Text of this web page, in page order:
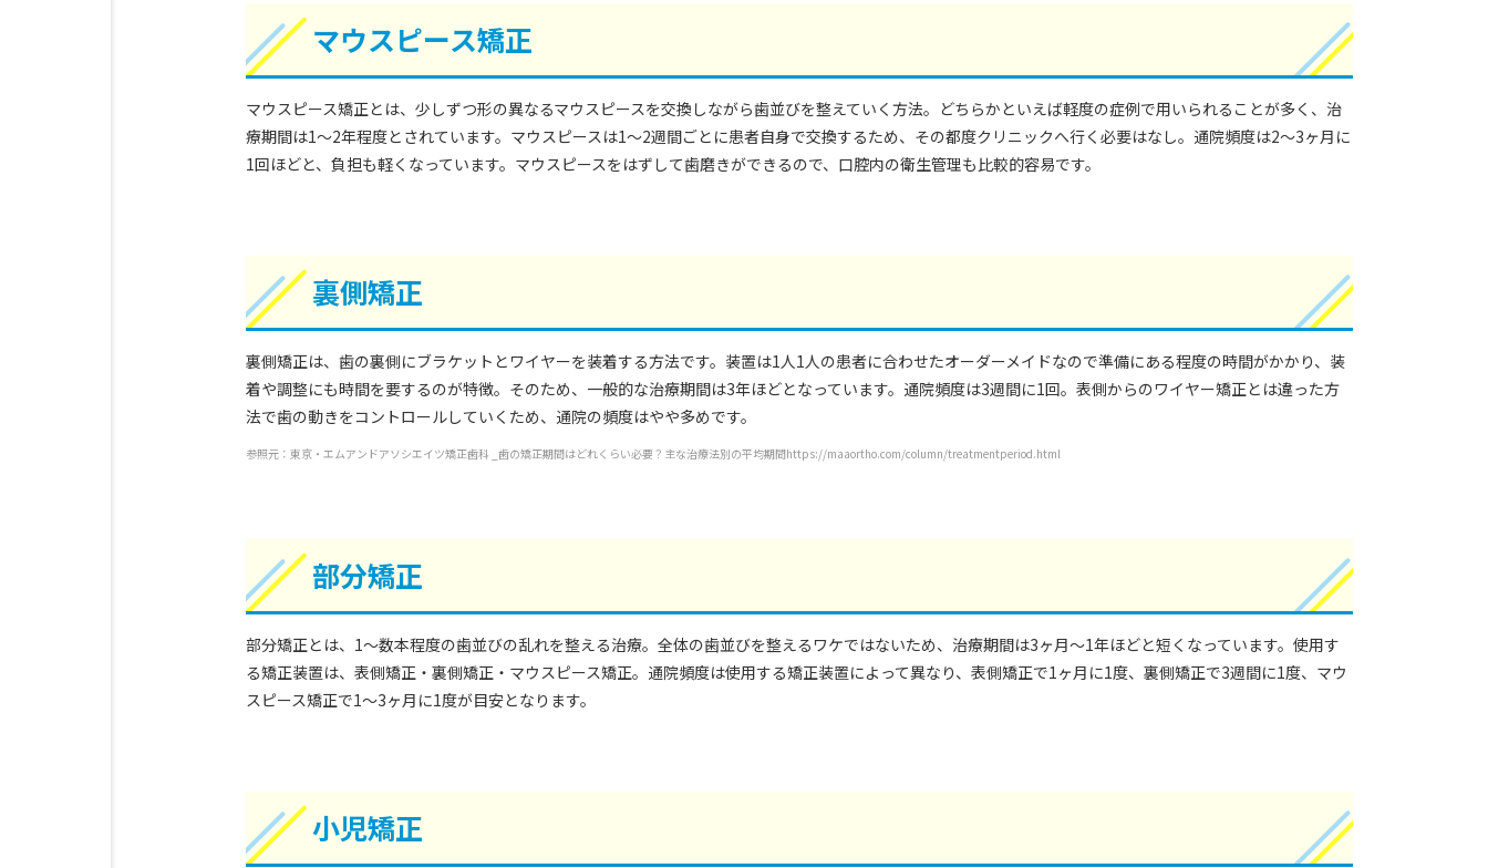
マウスピース矯正
マウスピース矯正とは、少しずつ形の異なるマウスピースを交換しながら歯並びを整えていく方法。どちらかといえば軽度の症例で用いられることが多く、治
療期間は1～2年程度とされています。マウスピースは1～2週間ごとに患者自身で交換するため、その都度クリニックへ行く必要はなし。通院頻度は2～3ヶ月に
1回ほどと、負担も軽くなっています。マウスピースをはずして歯磨きができるので、口腔内の衛生管理も比較的容易です。
裏側矯正
裏側矯正は、歯の裏側にブラケットとワイヤーを装着する方法です。装置は1人1人の患者に合わせたオーダーメイドなので準備にある程度の時間がかかり、装
着や調整にも時間を要するのが特徴。そのため、一般的な治療期間は3年ほどとなっています。通院頻度は3週間に1回。表側からのワイヤー矯正とは違った方
法で歯の動きをコントロールしていくため、通院の頻度はやや多めです。
参照元：東京・エムアンドアソシエイツ矯正歯科 _歯の矯正期間はどれくらい必要？主な治療法別の平均期間https://maaortho.com/column/treatmentperiod.html
部分矯正
部分矯正とは、1～数本程度の歯並びの乱れを整える治療。全体の歯並びを整えるワケではないため、治療期間は3ヶ月～1年ほどと短くなっています。使用す
る矯正装置は、表側矯正・裏側矯正・マウスピース矯正。通院頻度は使用する矯正装置によって異なり、表側矯正で1ヶ月に1度、裏側矯正で3週間に1度、マウ
スピース矯正で1～3ヶ月に1度が目安となります。
小児矯正